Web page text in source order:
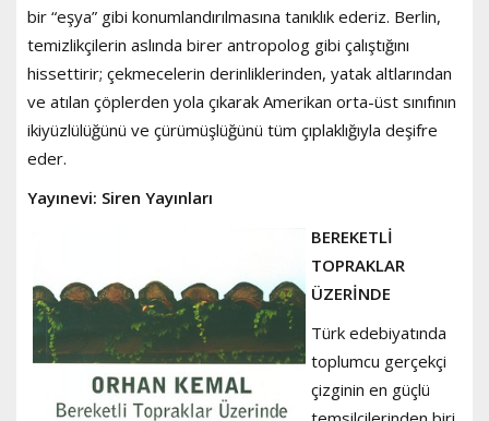
bir “eşya” gibi konumlandırılmasına tanıklık ederiz. Berlin,
temizlikçilerin aslında birer antropolog gibi çalıştığını
hissettirir; çekmecelerin derinliklerinden, yatak altlarından
ve atılan çöplerden yola çıkarak Amerikan orta-üst sınıfının
ikiyüzlülüğünü ve çürümüşlüğünü tüm çıplaklığıyla deşifre
eder.
Yayınevi: Siren Yayınları
BEREKETLİ
TOPRAKLAR
ÜZERİNDE
Türk edebiyatında
toplumcu gerçekçi
çizginin en güçlü